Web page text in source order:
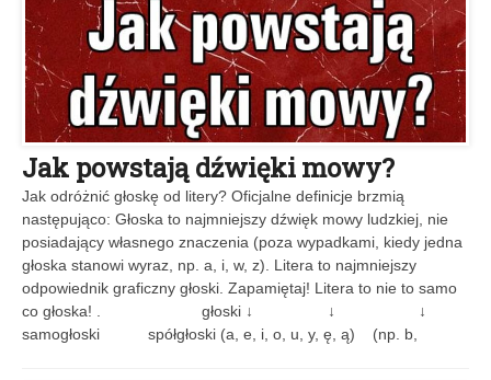
Jak powstają dźwięki mowy?
Jak odróżnić głoskę od litery? Oficjalne definicje brzmią
następująco: Głoska to najmniejszy dźwięk mowy ludzkiej, nie
posiadający własnego znaczenia (poza wypadkami, kiedy jedna
głoska stanowi wyraz, np. a, i, w, z). Litera to najmniejszy
odpowiednik graficzny głoski. Zapamiętaj! Litera to nie to samo
co głoska! . głoski ↓ ↓ ↓
samogłoski spółgłoski (a, e, i, o, u, y, ę, ą) (np. b,